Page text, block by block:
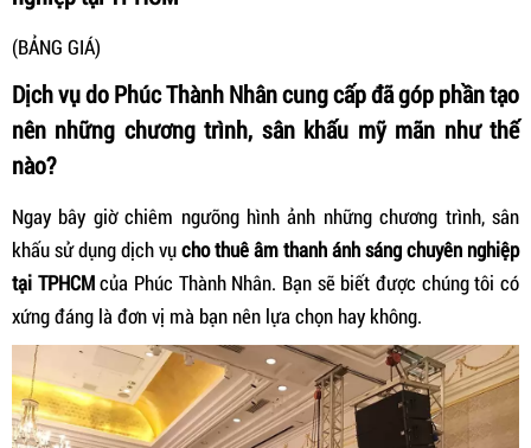
(BẢNG GIÁ)
Dịch vụ do Phúc Thành Nhân cung cấp đã góp phần tạo
nên những chương trình, sân khấu mỹ mãn như thế
nào?
Ngay bây giờ chiêm ngưỡng hình ảnh những chương trình, sân
khấu sử dụng dịch vụcho thuê âm thanh ánh sáng chuyên nghiệp
tại TPHCMcủa Phúc Thành Nhân. Bạn sẽ biết được chúng tôi có
xứng đáng là đơn vị mà bạn nên lựa chọn hay không.